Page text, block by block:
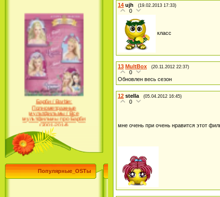
Барби / Barbie:
Полнометражные
мультфильмы / Все
мультфильмы про Барби
(2001-2014)
Популярные_OSTы
14 ujh (19.02.2013 17:33)
0
класс
13 MultBox (20.11.2012 22:37)
0
Обновлен весь сезон
12 stella (05.04.2012 16:45)
0
мне очень при очень нравится этот